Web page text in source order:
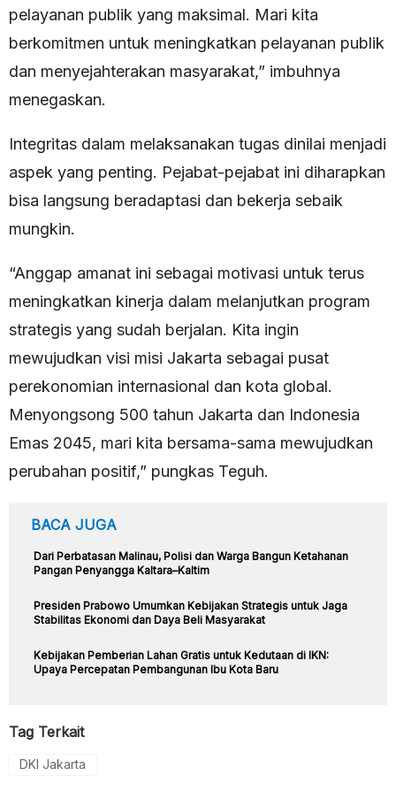
pelayanan publik yang maksimal. Mari kita
berkomitmen untuk meningkatkan pelayanan publik
dan menyejahterakan masyarakat,” imbuhnya
menegaskan.
Integritas dalam melaksanakan tugas dinilai menjadi
aspek yang penting. Pejabat-pejabat ini diharapkan
bisa langsung beradaptasi dan bekerja sebaik
mungkin.
“Anggap amanat ini sebagai motivasi untuk terus
meningkatkan kinerja dalam melanjutkan program
strategis yang sudah berjalan. Kita ingin
mewujudkan visi misi Jakarta sebagai pusat
perekonomian internasional dan kota global.
Menyongsong 500 tahun Jakarta dan Indonesia
Emas 2045, mari kita bersama-sama mewujudkan
perubahan positif,” pungkas Teguh.
BACA JUGA
Dari Perbatasan Malinau, Polisi dan Warga Bangun Ketahanan
Pangan Penyangga Kaltara–Kaltim
Presiden Prabowo Umumkan Kebijakan Strategis untuk Jaga
Stabilitas Ekonomi dan Daya Beli Masyarakat
Kebijakan Pemberian Lahan Gratis untuk Kedutaan di IKN:
Upaya Percepatan Pembangunan Ibu Kota Baru
Tag Terkait
DKI Jakarta